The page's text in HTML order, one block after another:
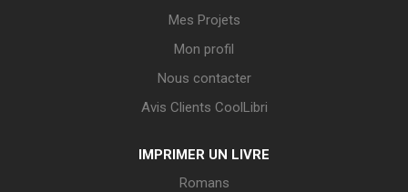
Mes Projets
Mon profil
Nous contacter
Avis Clients CoolLibri
IMPRIMER UN LIVRE
Romans